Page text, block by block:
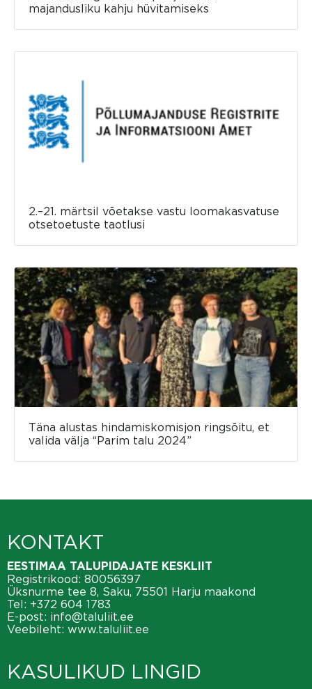
majandusliku kahju hüvitamiseks
2.–21. märtsil võetakse vastu loomakasvatuse
otsetoetuste taotlusi
Täna alustas hindamiskomisjon ringsõitu, et
valida välja “Parim talu 2024”
KONTAKT
EESTIMAA TALUPIDAJATE KESKLIIT
Registrikood: 80056397
Üksnurme tee 8, Saku, 75501 Harju maakond
Tel: +372 604 1783
E-post: info@taluliit.ee
Veebileht: www.taluliit.ee
KASULIKUD LINGID